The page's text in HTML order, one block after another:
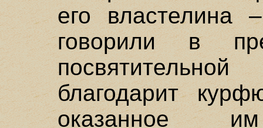
его
говорили в
благодарит
оказанное